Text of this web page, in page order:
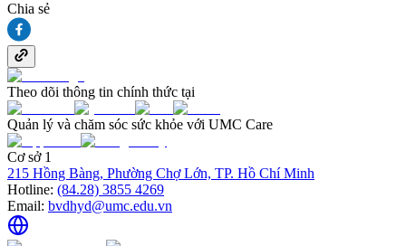
Chia sẻ
Theo dõi thông tin chính thức tại
Quản lý và chăm sóc sức khỏe với UMC Care
Cơ sở 1
215 Hồng Bàng, Phường Chợ Lớn, TP. Hồ Chí Minh
Hotline: (84.28) 3855 4269
Email: bvdhyd@umc.edu.vn